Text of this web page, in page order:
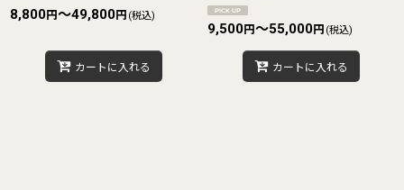
8,800円～49,800円 (税込)
カートに入れる
9,500円～55,000円 (税込)
カートに入れる